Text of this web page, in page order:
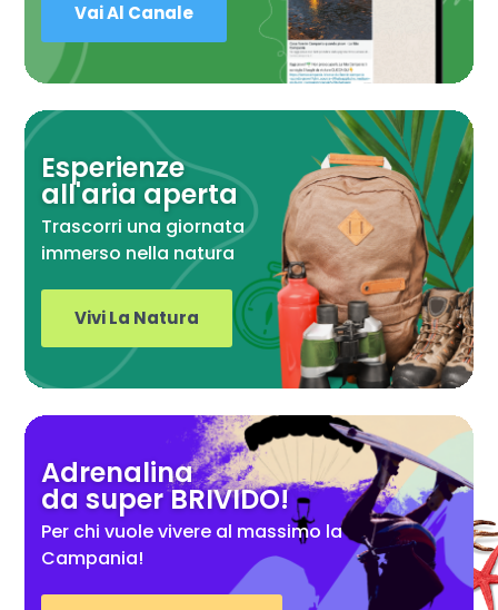
Vai Al Canale
Esperienze
all'aria aperta
Trascorri una giornata
immerso nella natura
Vivi La Natura
Adrenalina
da super BRIVIDO!
Per chi vuole vivere al massimo la
Campania!